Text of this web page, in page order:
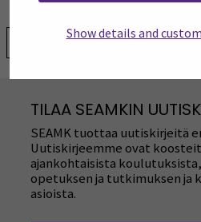
Show details and
TILAA SEAMKIN
SEAMK tuottaa uutiskirjeitä
Uutiskirjeemme ovat
ajankohtaisista
opetuksen ja tutkimuksen ja
asioista.